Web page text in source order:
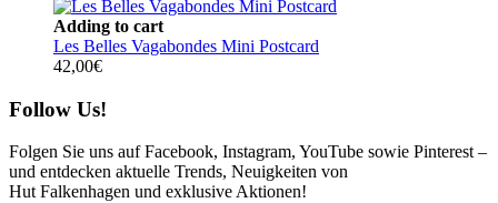
Adding to cart
Les Belles Vagabondes Mini Postcard
42,00€
Follow Us!
Folgen Sie uns auf Facebook, Instagram, YouTube sowie Pinterest –
und entdecken aktuelle Trends, Neuigkeiten von
Hut Falkenhagen und exklusive Aktionen!